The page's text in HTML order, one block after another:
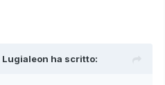
Lugialeon ha scritto: